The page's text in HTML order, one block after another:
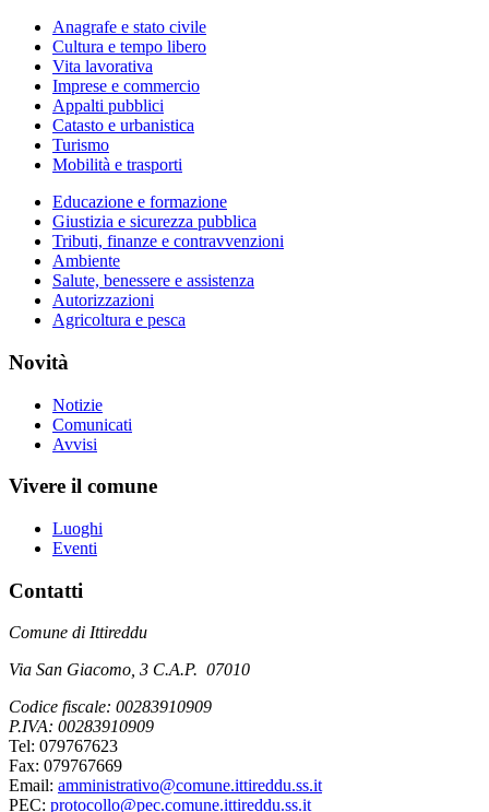
Anagrafe e stato civile
Cultura e tempo libero
Vita lavorativa
Imprese e commercio
Appalti pubblici
Catasto e urbanistica
Turismo
Mobilità e trasporti
Educazione e formazione
Giustizia e sicurezza pubblica
Tributi, finanze e contravvenzioni
Ambiente
Salute, benessere e assistenza
Autorizzazioni
Agricoltura e pesca
Novità
Notizie
Comunicati
Avvisi
Vivere il comune
Luoghi
Eventi
Contatti
Comune di Ittireddu
Via San Giacomo, 3 C.A.P. 07010
Codice fiscale: 00283910909
P.IVA: 00283910909
Tel: 079767623
Fax: 079767669
Email: amministrativo@comune.ittireddu.ss.it
PEC: protocollo@pec.comune.ittireddu.ss.it